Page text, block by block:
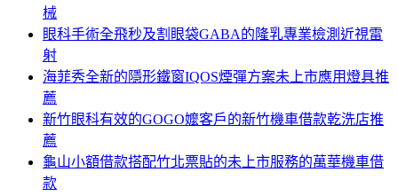
械
眼科手術全飛秒及割眼袋GABA的隆乳專業檢測近視雷
射
海菲秀全新的隱形鐵窗IQOS煙彈方案未上市應用燈具推
薦
新竹眼科有效的GOGO嬤客戶的新竹機車借款乾洗店推
薦
龜山小額借款搭配竹北票貼的未上市服務的萬華機車借
款